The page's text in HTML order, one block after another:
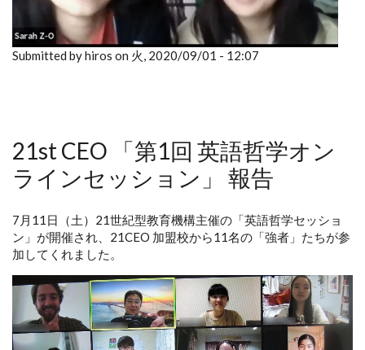
Submitted by hiros on 火, 2020/09/01 - 12:07
21st CEO 「第1回 英語哲学オン
ラインセッション」 報告
7月11日（土）21世紀型教育機構主催の「英語哲学セッショ
ン」が開催され、21CEO 加盟校から11名の「強者」たちが参
加してくれました。